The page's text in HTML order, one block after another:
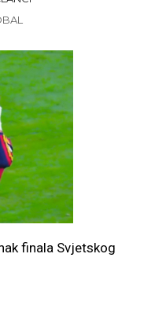
finala Svjetskog